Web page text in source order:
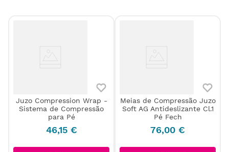
Juzo Compression Wrap -
Sistema de Compressão
para Pé
46,15 €
Meias de Compressão Juzo
Soft AG Antideslizante Cl.1
Pé Fech
76,00 €